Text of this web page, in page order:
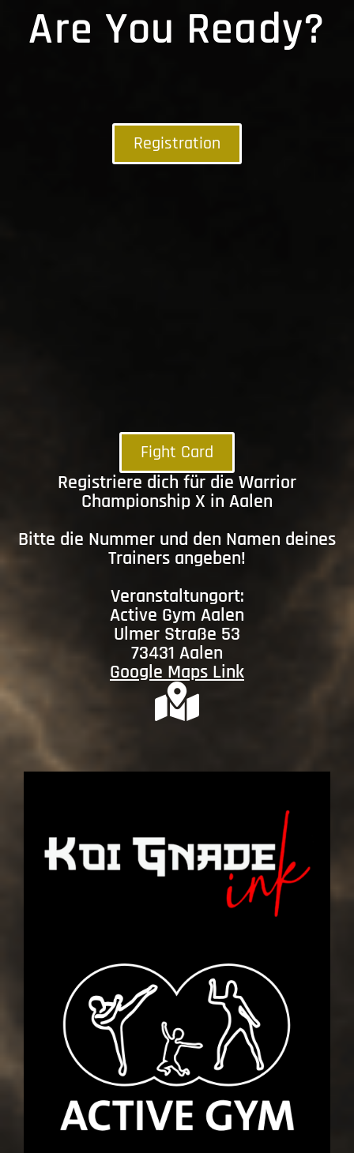
Are You Ready?
Registration
Fight Card
Registriere dich für die Warrior
Championship X in Aalen
Bitte die Nummer und den Namen deines
Trainers angeben!
Veranstaltungort:
Active Gym Aalen
Ulmer Straße 53
73431 Aalen
Google Maps Link